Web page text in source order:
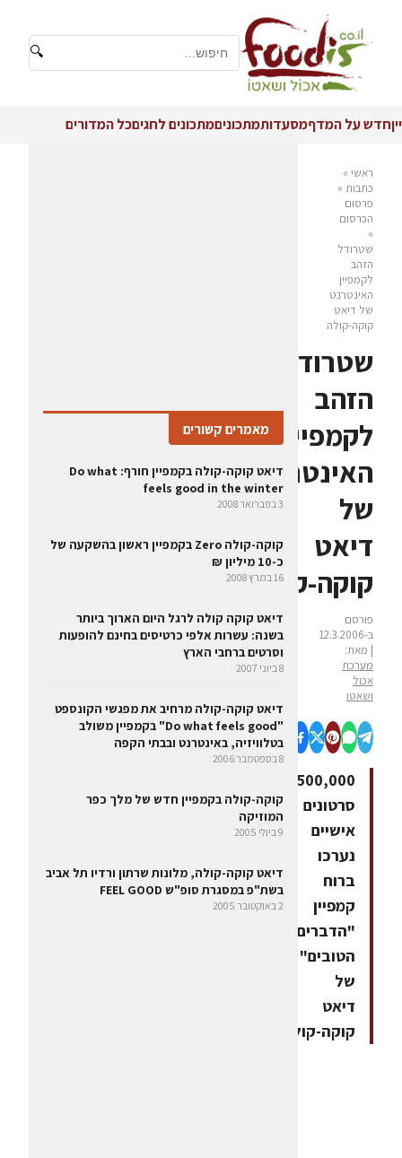
🔍
ייןחדש על המדףמסעדותמתכוניםמתכונים לחגיםכל המדורים
ראשי »
כתבות »
פרסום
הכרסום
»
שטרודל
הזהב
לקמפיין
האינטרנט
של דיאט
קוקה-קולה
שטרודל
הזהב
לקמפיין
האינטרנט
של
דיאט
קוקה-קולה
פורסם
ב-12.3.2006
| מאת:
מערכת
אכול
ושאטו
500,000
סרטונים
אישיים
נערכו
ברוח
קמפיין
"הדברים
הטובים"
של
דיאט
קוקה-קולה
מאמרים קשורים
דיאט קוקה-קולה בקמפיין חורף: Do what
feels good in the winter
3 בפברואר 2008
קוקה-קולה Zero בקמפיין ראשון בהשקעה של
כ-10 מיליון ₪
16 במרץ 2008
דיאט קוקה קולה לרגל היום הארוך ביותר
בשנה: עשרות אלפי כרטיסים בחינם להופעות
וסרטים ברחבי הארץ
8 ביוני 2007
דיאט קוקה-קולה מרחיב את מפגשי הקונספט
"Do what feels good" בקמפיין משולב
בטלוויזיה, באינטרנט ובבתי הקפה
8 בספטמבר 2006
קוקה-קולה בקמפיין חדש של מלך כפר
המוזיקה
9 ביולי 2005
דיאט קוקה-קולה, מלונות שרתון ורדיו תל אביב
בשת"פ במסגרת סופ"ש FEEL GOOD
2 באוקטובר 2005